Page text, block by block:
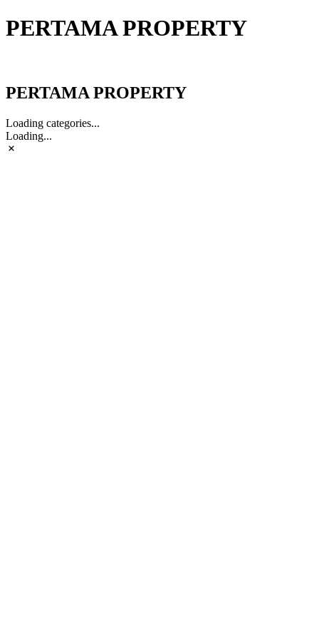
PERTAMA PROPERTY
PERTAMA PROPERTY
Loading categories...
Loading...